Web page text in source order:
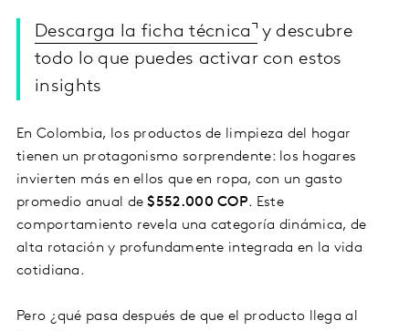
Descarga la ficha técnica y descubre
todo lo que puedes activar con estos
insights
En Colombia, los productos de limpieza del hogar
tienen un protagonismo sorprendente: los hogares
invierten más en ellos que en ropa, con un gasto
promedio anual de$552.000 COP. Este
comportamiento revela una categoría dinámica, de
alta rotación y profundamente integrada en la vida
cotidiana.
Pero ¿qué pasa después de que el producto llega al